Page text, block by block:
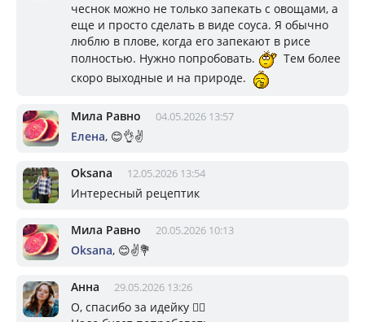
чеснок можно не только запекать с овощами, а
еще и просто сделать в виде соуса. Я обычно
люблю в плове, когда его запекают в рисе
полностью. Нужно попробовать.
Тем более
скоро выходные и на природе.
Мила Равно 04.05.2026 13:57
Елена, 😊👌✌️
Oksana 12.05.2026 13:54
Интересный рецептик
Мила Равно 20.05.2026 10:13
Oksana, 😊✌️💐
Анна 29.05.2026 13:26
О, спасибо за идейку 👍🏼